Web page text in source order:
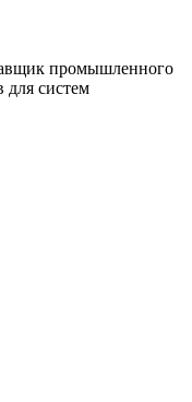
промышленного
для систем